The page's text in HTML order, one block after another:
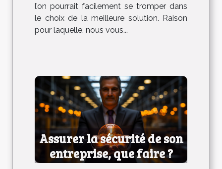
l’on pourrait facilement se tromper dans
le choix de la meilleure solution. Raison
pour laquelle, nous vous...
Assurer la sécurité de son
entreprise, que faire ?